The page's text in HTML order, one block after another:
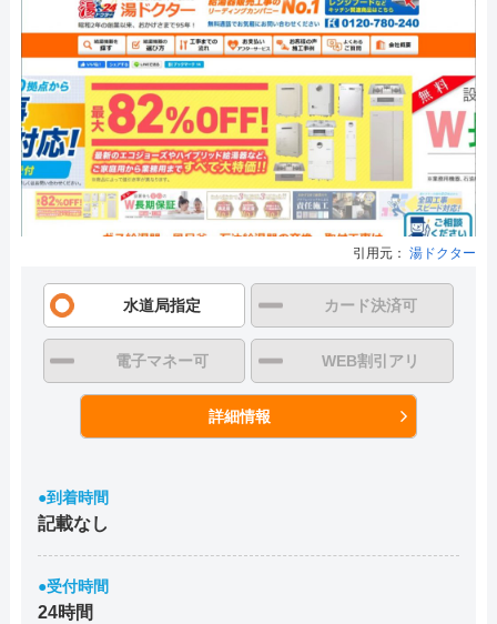
引用元： 湯ドクター
水道局指定 カード決済可
電子マネー可 WEB割引アリ
詳細情報
●到着時間
記載なし
●受付時間
24時間